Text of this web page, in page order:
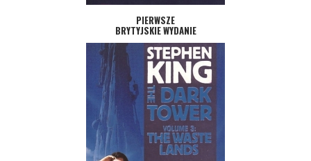
PIERWSZE
BRYTYJSKIE WYDANIE